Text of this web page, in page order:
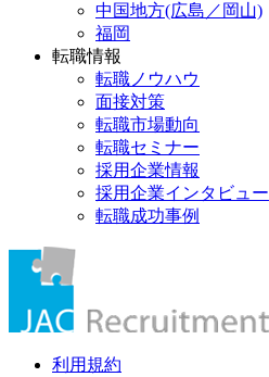
中国地方(広島／岡山)
福岡
転職情報
転職ノウハウ
面接対策
転職市場動向
転職セミナー
採用企業情報
採用企業インタビュー
転職成功事例
利用規約